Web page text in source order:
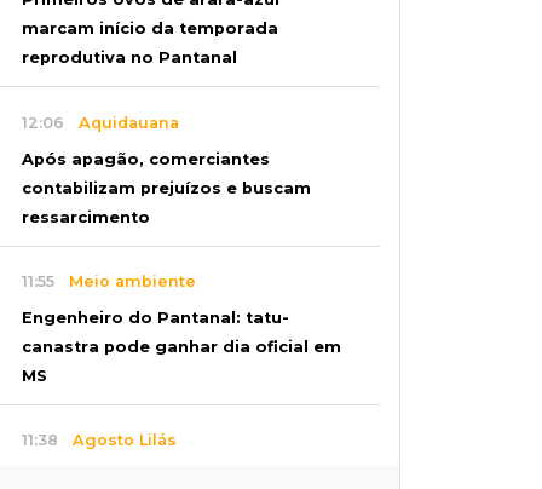
marcam início da temporada
reprodutiva no Pantanal
12:06 Aquidauana
Após apagão, comerciantes
contabilizam prejuízos e buscam
ressarcimento
11:55 Meio ambiente
Engenheiro do Pantanal: tatu-
canastra pode ganhar dia oficial em
MS
11:38 Agosto Lilás